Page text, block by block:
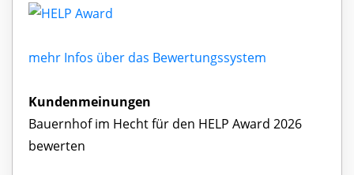
mehr Infos über das Bewertungssystem
Kundenmeinungen
Bauernhof im Hecht für den HELP Award 2026
bewerten